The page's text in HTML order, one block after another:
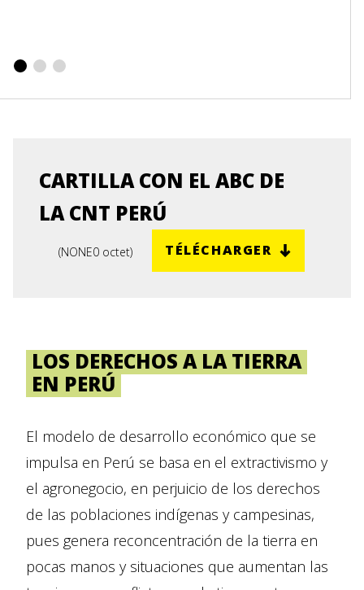
CARTILLA CON EL ABC DE
LA CNT PERÚ
(NONE0 octet) TÉLÉCHARGER
LOS DERECHOS A LA TIERRA
EN PERÚ
El modelo de desarrollo económico que se
impulsa en Perú se basa en el extractivismo y
el agronegocio, en perjuicio de los derechos
de las poblaciones indígenas y campesinas,
pues genera reconcentración de la tierra en
pocas manos y situaciones que aumentan las